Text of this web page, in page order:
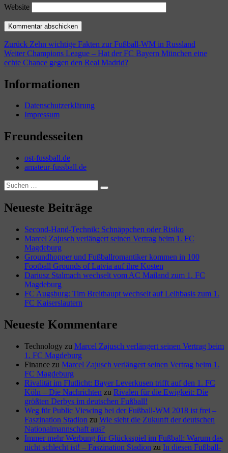
Website
Beitragsnavigation
Zurück Vorheriger
Beitrag:
Zehn wichtige Fakten zur Fußball-WM in Russland
Weiter Nächster
Beitrag:
Champions League – Hat der FC Bayern München eine
echte Chance gegen den Real Madrid?
Informationen
Datenschutzerklärung
Impressum
Freundesseiten
ost-fussball.de
amateur-fussball.de
Suchen
nach:
Suchen
Neueste Beiträge
Second-Hand-Technik: Schnäppchen oder Risiko
Marcel Zajusch verlängert seinen Vertrag beim 1. FC
Magdeburg
Groundhopper und Fußballromantiker kommen in 100
Football Grounds of Latvia auf ihre Kosten
Dariusz Stalmach wechselt vom AC Mailand zum 1. FC
Magdeburg
FC Augsburg: Tim Breithaupt wechselt auf Leihbasis zum 1.
FC Kaiserslautern
Neueste Kommentare
Technology zu Marcel Zajusch verlängert seinen Vertrag beim
1. FC Magdeburg
Finance zu Marcel Zajusch verlängert seinen Vertrag beim 1.
FC Magdeburg
Rivalität im Flutlicht: Bayer Leverkusen trifft auf den 1. FC
Köln – Die Nachrichten zu Rivalen für die Ewigkeit: Die
größten Derbys im deutschen Fußball!
Weg für Public Viewing bei der Fußball-WM 2018 ist frei –
Faszination Stadion zu Wie sieht die Zukunft der deutschen
Nationalmannschaft aus?
Immer mehr Werbung für Glücksspiel im Fußball: Warum das
nicht schlecht ist! – Faszination Stadion zu In diesen Fußball-